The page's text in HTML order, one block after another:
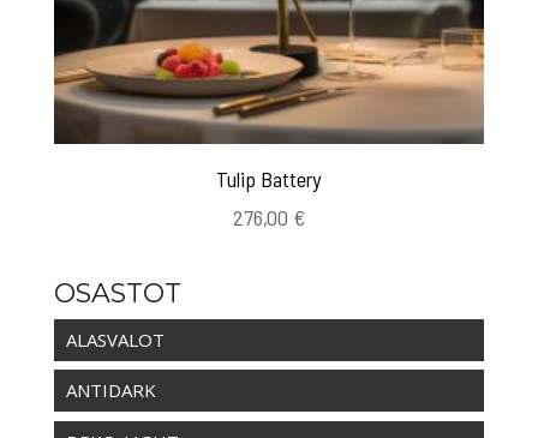
Tulip Battery
276,00 €
OSASTOT
ALASVALOT
ANTIDARK